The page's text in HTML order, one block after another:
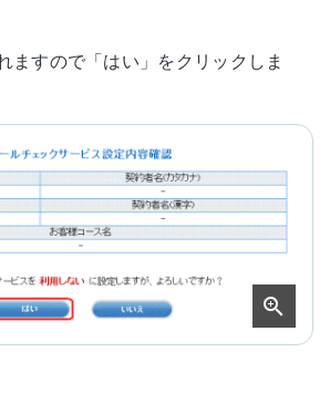
ますので「はい」をクリックしま